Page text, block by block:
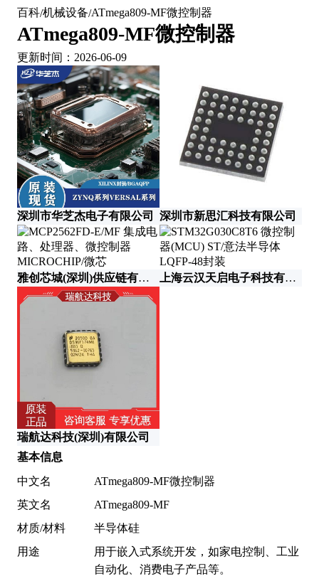
百科/机械设备/ATmega809-MF微控制器
ATmega809-MF微控制器
更新时间：2026-06-09
深圳市华芝杰电子有限公司 深圳市新思汇科技有限公司
雅创芯城(深圳)供应链有限公司 上海云汉天启电子科技有限公司
瑞航达科技(深圳)有限公司
基本信息
中文名
ATmega809-MF微控制器
英文名
ATmega809-MF
材质/材料
半导体硅
用途
用于嵌入式系统开发，如家电控制、工业
自动化、消费电子产品等。